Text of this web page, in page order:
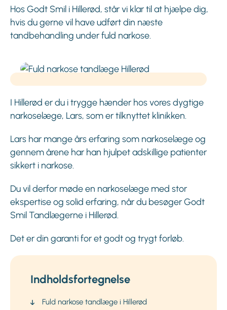
Hos Godt Smil i Hillerød, står vi klar til at hjælpe dig,
hvis du gerne vil have udført din næste
tandbehandling under fuld narkose.
I Hillerød er du i trygge hænder hos vores dygtige
narkoselæge, Lars, som er tilknyttet klinikken.
Lars har mange års erfaring som narkoselæge og
gennem årene har han hjulpet adskillige patienter
sikkert i narkose.
Du vil derfor møde en narkoselæge med stor
ekspertise og solid erfaring, når du besøger Godt
Smil Tandlægerne i Hillerød.
Det er din garanti for et godt og trygt forløb.
Indholdsfortegnelse
Fuld narkose tandlæge i Hillerød